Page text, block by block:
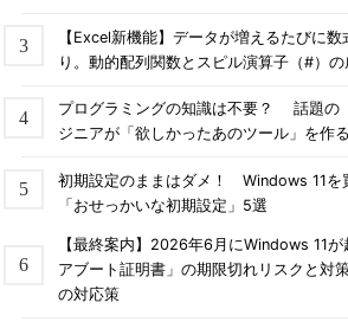
【Excel新機能】データが増えるたびに
り。動的配列関数とスピル演算子（#）の
プログラミングの知識は不要？ 話題の
ジニアが「欲しかったあのツール」を作る
初期設定のままはダメ！ Windows 11を
「おせっかいな初期設定」5選
【最終案内】2026年6月にWindows 11
アブート証明書」の期限切れリスクと対
の対応策